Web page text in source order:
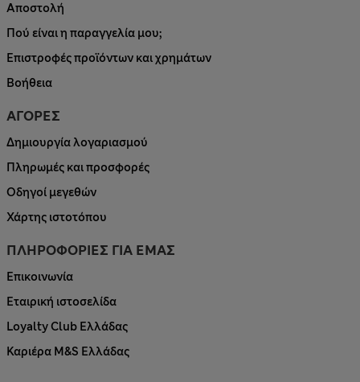
Αποστολή
Πού είναι η παραγγελία μου;
Επιστροφές προϊόντων και χρημάτων
Βοήθεια
ΑΓΟΡΕΣ
Δημιουργία λογαριασμού
Πληρωμές και προσφορές
Οδηγοί μεγεθών
Χάρτης ιστοτόπου
ΠΛΗΡΟΦΟΡΙΕΣ ΓΙΑ ΕΜΑΣ
Επικοινωνία
Εταιρική ιστοσελίδα
Loyalty Club Ελλάδας
Καριέρα M&S Ελλάδας